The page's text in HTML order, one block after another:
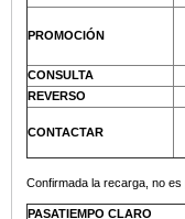
PROMOCIÓN
CONSULTA
REVERSO
CONTACTAR
Confirmada la recarga, no
PASATIEMPO CLARO